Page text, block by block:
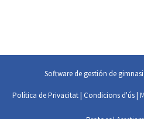
Software de gestión de
Política de Privacitat| Condicions d'ús|